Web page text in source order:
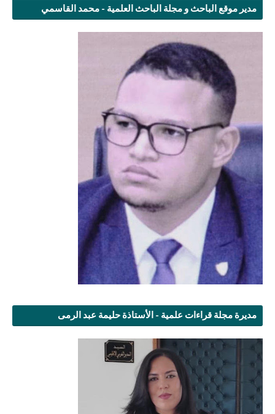
مدير موقع الباحث و مجلة الباحث العلمية - محمد القاسمي
مديرة مجلة قراءات علمية - الأستاذة حليمة عبد الرمى